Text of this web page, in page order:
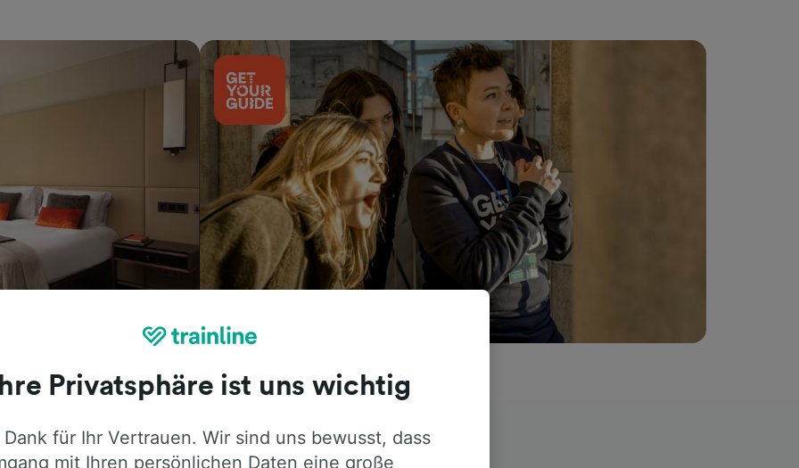
ehrliche Meinung von Trainline-Nutzern
Ihre Privatsphäre ist uns wichtig
für Ihr Vertrauen. Wir sind uns bewusst, dass
mit Ihren persönlichen Daten eine große